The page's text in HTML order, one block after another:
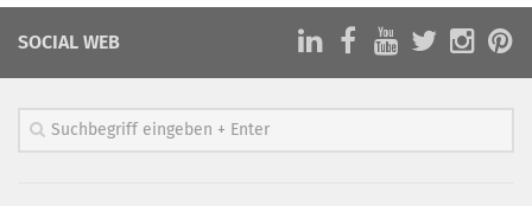
SOCIAL WEB